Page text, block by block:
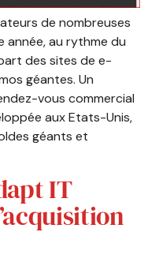
de nombreuses
année, au rythme du
des sites de e-
géantes. Un
vous commercial
aux Etats-Unis,
géants et
IT